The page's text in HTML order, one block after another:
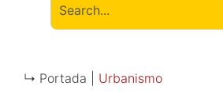
↳ Portada | Urbanismo